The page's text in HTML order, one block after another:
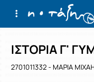
Αρχική Σελίδα
Μάθημα :
Κωδικός :
ΙΣΤΟΡΙΑ Γ'
2701011332 - ΜΑΡΙΑ